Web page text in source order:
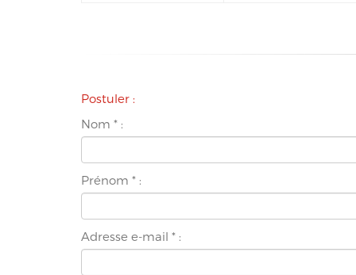
Postuler :
Nom * :
Prénom * :
Adresse e-mail * :